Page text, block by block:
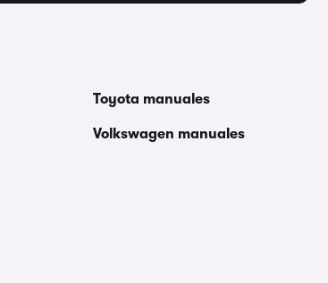
Toyota manuales
Volkswagen manuales